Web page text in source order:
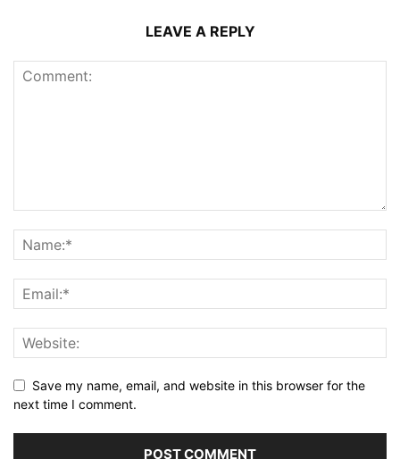
LEAVE A REPLY
Save my name, email, and website in this browser for the
next time I comment.